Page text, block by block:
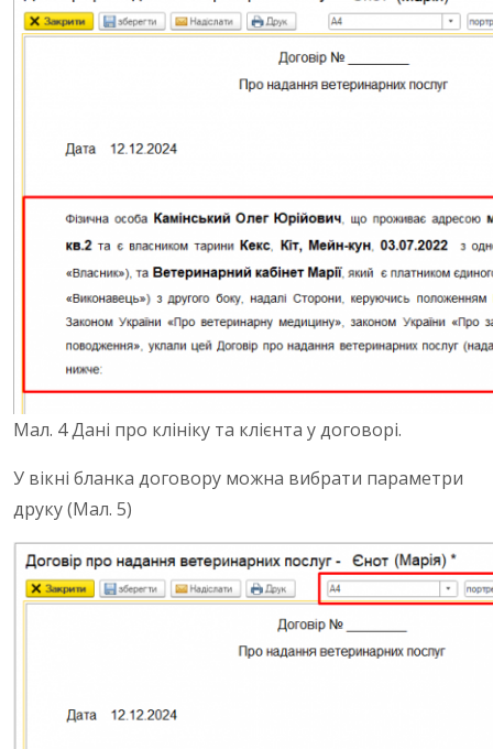
Мал. 4 Дані про клініку та клієнта у договорі.
У вікні бланка договору можна вибрати параметри
друку (Мал. 5)